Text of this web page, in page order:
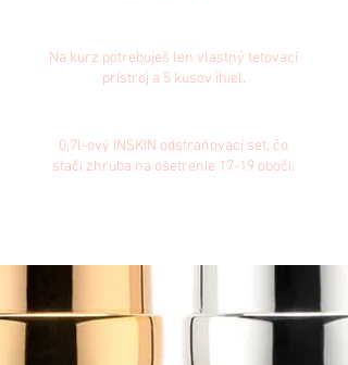
Na kurz potrebuješ len vlastný tetovací
prístroj a 5 kusov ihiel.
0,7l-ový INSKIN odstraňovací set, čo
stačí zhruba na ošetrenie 17-19 obočí.